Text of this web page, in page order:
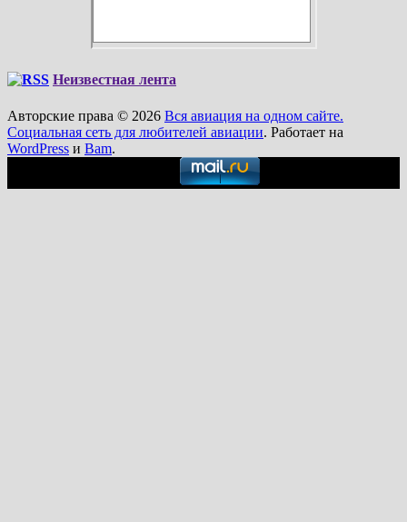
Неизвестная лента
Авторские права © 2026 Вся авиация на одном сайте.
Социальная сеть для любителей авиации. Работает на
WordPress и Bam.